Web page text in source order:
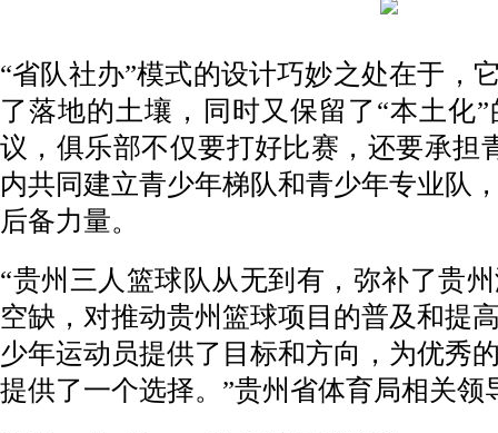
“省队社办”模式的设计巧妙之处在于，
了落地的土壤，同时又保留了“本土
议，俱乐部不仅要打好比赛，还要承担
内共同建立青少年梯队和青少年专业队
后备力量。
“贵州三人篮球队从无到有，弥补了贵
空缺，对推动贵州篮球项目的普及和提
少年运动员提供了目标和方向，为优秀
提供了一个选择。”贵州省体育局相关领